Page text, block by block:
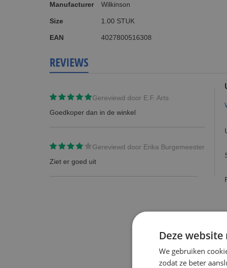
informatie
Manufacturer Wilkinson
Size 1.00 STUK
EAN 4027800516308
REVIEWS
Gereviewd door E.F. Arts
Goedkoper dan in de winkel
Gereviewd door Erika Burgemeester
Ziet er goed uit
Deze
We gebruiken
zodat ze beter